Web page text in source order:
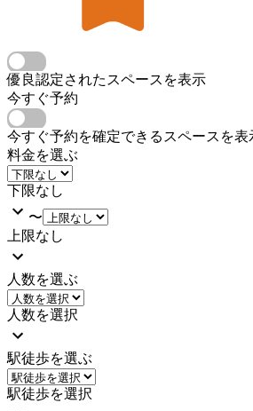
優良認定されたスペースを表示
今すぐ予約
今すぐ予約を確定できるスペースを表
料金を選ぶ
下限なし
〜
上限なし
人数を選ぶ
人数を選択
駅徒歩を選ぶ
駅徒歩を選択